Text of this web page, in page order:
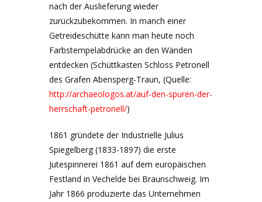
nach der Auslieferung wieder
zurückzubekommen. In manch einer
Getreideschütte kann man heute noch
Farbstempelabdrücke an den Wänden
entdecken (Schüttkasten Schloss Petronell
des Grafen Abensperg-Traun, (Quelle:
http://archaeologos.at/auf-den-spuren-der-
herrschaft-petronell/)
1861 gründete der Industrielle Julius
Spiegelberg (1833-1897) die erste
Jutespinnerei 1861 auf dem europäischen
Festland in Vechelde bei Braunschweig. Im
Jahr 1866 produzierte das Unternehmen